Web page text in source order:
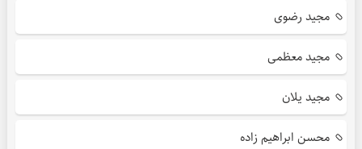
مجید رضوی
مجید معظمی
مجید یلان
محسن ابراهیم زاده